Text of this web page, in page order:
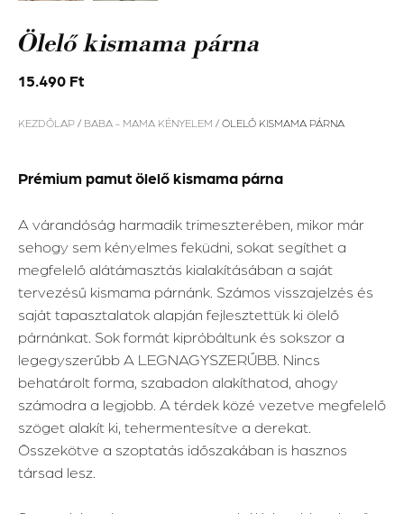
Ölelő kismama párna
15.490 Ft
KEZDŐLAP / BABA - MAMA KÉNYELEM / ÖLELŐ KISMAMA PÁRNA
Prémium pamut ölelő kismama párna
A várandóság harmadik trimeszterében, mikor már
sehogy sem kényelmes feküdni, sokat segíthet a
megfelelő alátámasztás kialakításában a saját
tervezésű kismama párnánk. Számos visszajelzés és
saját tapasztalatok alapján fejlesztettük ki ölelő
párnánkat. Sok formát kipróbáltunk és sokszor a
legegyszerűbb A LEGNAGYSZERŰBB. Nincs
behatárolt forma, szabadon alakíthatod, ahogy
számodra a legjobb. A térdek közé vezetve megfelelő
szöget alakít ki, tehermentesítve a derekat.
Összekötve a szoptatás időszakában is hasznos
társad lesz.